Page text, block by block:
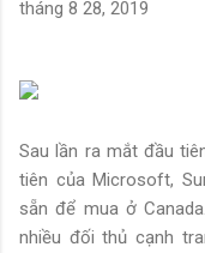
tháng 8 28, 2019
Sau lần ra mắt đầu
tiên của Microsoft,
sẵn để mua ở
nhiều đối thủ cạnh